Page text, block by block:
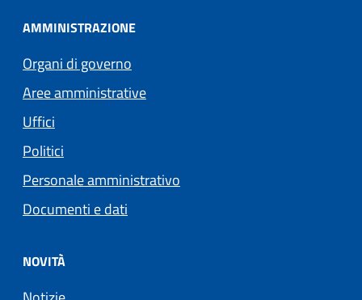
AMMINISTRAZIONE
Organi di governo
Aree amministrative
Uffici
Politici
Personale amministrativo
Documenti e dati
NOVITÀ